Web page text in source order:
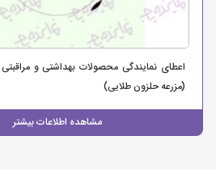
اعطای نمایندگی محصولات بهداشتی و
(مزرعه حلزون طلایی)
مشاهده اطلاعات بیشتر